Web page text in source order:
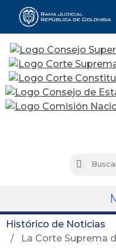
Buscar
Histórico de Noticias
La Corte Suprema